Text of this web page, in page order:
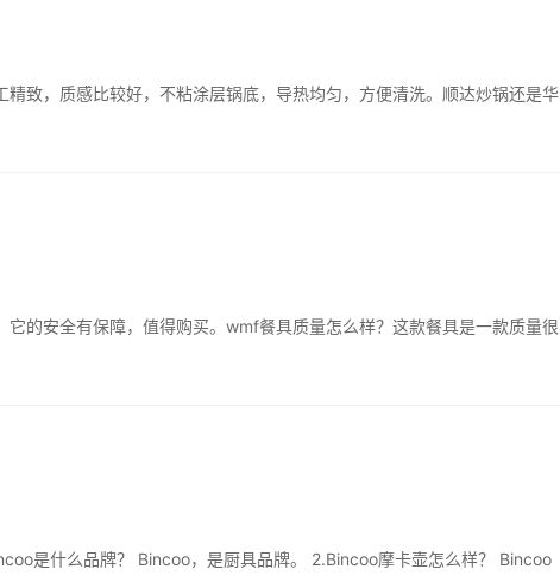
致，质感比较好，不粘涂层锅底，导热均匀，方便清洗。顺达炒锅还是华
的安全有保障，值得购买。wmf餐具质量怎么样？这款餐具是一款质量很
是什么品牌？ Bincoo，是厨具品牌。 2.Bincoo摩卡壶怎么样？ Bincoo